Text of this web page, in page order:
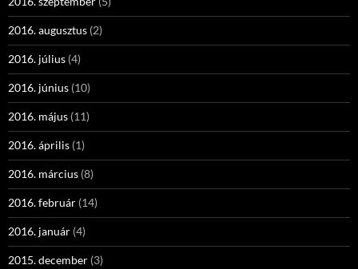
2016. augusztus (2)
2016. július (4)
2016. június (10)
2016. május (11)
2016. április (1)
2016. március (8)
2016. február (14)
2016. január (4)
2015. december (3)